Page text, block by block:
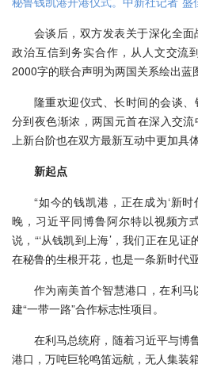
会谈后，双方发表关于深化全
政治互信到务实合作，从人文交流
2000字的联合声明为两国关系绘出蓝
隆重欢迎仪式、长时间的会谈
分到夜色渐浓，两国元首在深入交
上新台阶也在双方最新互动中更加具体
新起点
“如今的钱凯港，正在成为‘新
晚，习近平同博鲁阿尔特以视频方
说，“‘从钱凯到上海’，我们正在见证
在秘鲁的生根开花，也是一条新时代
作为南美首个智慧港口，在利
建“一带一路”合作标志性项目。
在利马总统府，随着习近平与博
港口，万吨巨轮鸣笛远航，无人集装